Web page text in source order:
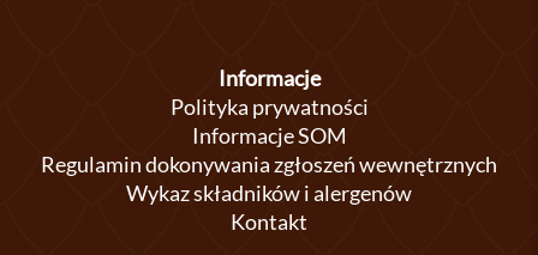
Informacje
Polityka prywatności
Informacje SOM
Regulamin dokonywania zgłoszeń wewnętrznych
Wykaz składników i alergenów
Kontakt